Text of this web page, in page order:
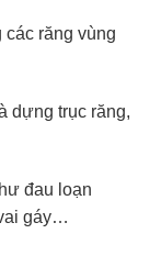
răng vùng
dựng trục răng,
đau loạn
gáy…